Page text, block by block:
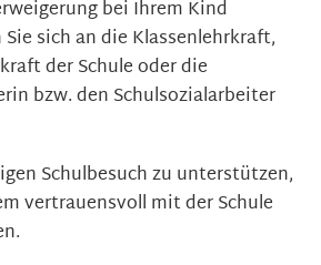
bei Ihrem Kind
sich an die Klassenlehrkraft,
der Schule oder die
bzw. den Schulsozialarbeiter
Schulbesuch zu unterstützen,
vertrauensvoll mit der Schule